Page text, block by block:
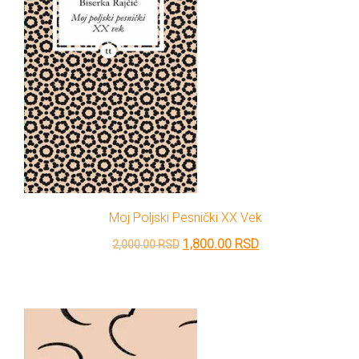
Moj Poljski Pesnički XX Vek
2,000.00RSD Originalna
1,800.00 RSDTrenutna